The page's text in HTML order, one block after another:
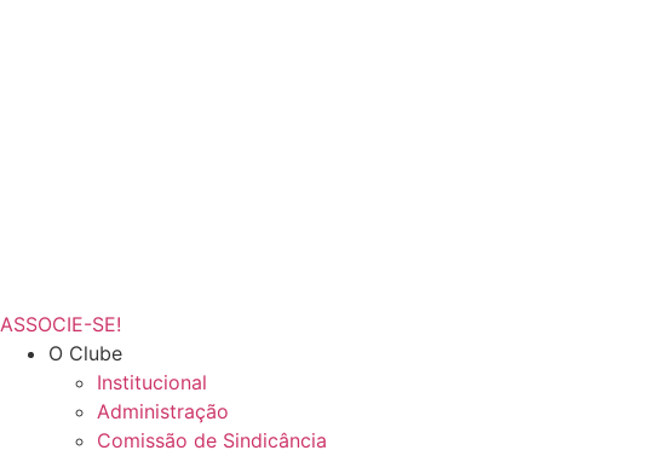
ASSOCIE-SE!
O Clube
Institucional
Administração
Comissão de Sindicância